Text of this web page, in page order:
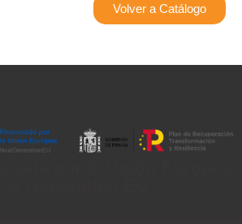
Volver a Catálogo